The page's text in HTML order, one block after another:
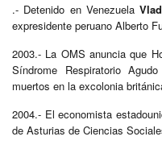
.- Detenido en Venezuela
expresidente peruano Alberto
2003.- La OMS anuncia que
Síndrome Respiratorio
muertos en la excolonia
2004.- El economista
de Asturias de Ciencias